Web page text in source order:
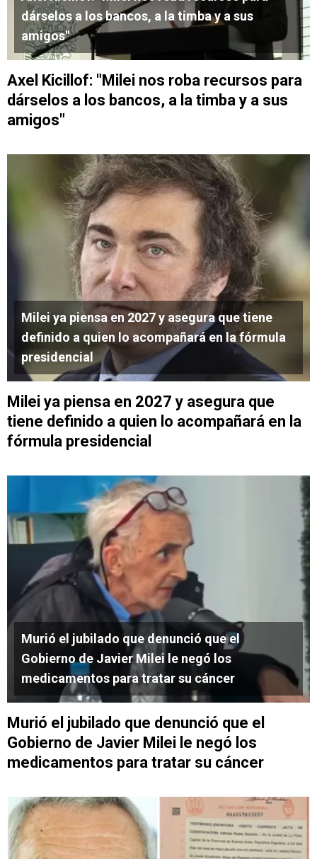
dárselos a los bancos, a la timba y a sus
amigos"
Axel Kicillof: "Milei nos roba recursos para
dárselos a los bancos, a la timba y a sus
amigos"
Milei ya piensa en 2027 y asegura que tiene
definido a quien lo acompañará en la fórmula
presidencial
Milei ya piensa en 2027 y asegura que
tiene definido a quien lo acompañará en la
fórmula presidencial
Murió el jubilado que denunció que el
Gobierno de Javier Milei le negó los
medicamentos para tratar su cáncer
Murió el jubilado que denunció que el
Gobierno de Javier Milei le negó los
medicamentos para tratar su cáncer